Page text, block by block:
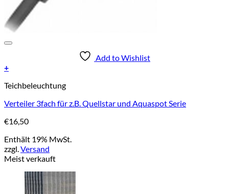
Add to Wishlist
+
Teichbeleuchtung
Verteiler 3fach für z.B. Quellstar und Aquaspot Serie
€16,50
Enthält 19% MwSt.
zzgl.Versand
Meist verkauft